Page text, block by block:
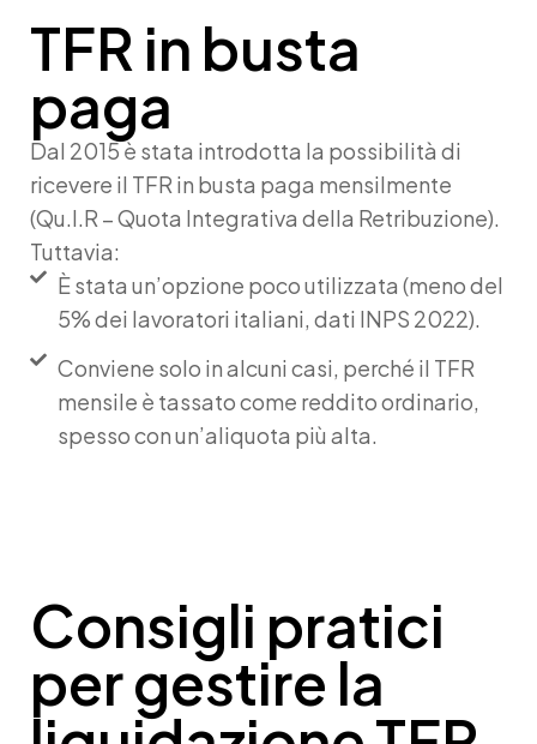
TFR in busta
paga
Dal 2015 è stata introdotta la possibilità di
ricevere il TFR in busta paga mensilmente
(Qu.I.R – Quota Integrativa della Retribuzione).
Tuttavia:
È stata un’opzione poco utilizzata (meno del
5% dei lavoratori italiani, dati INPS 2022).
Conviene solo in alcuni casi, perché il TFR
mensile è tassato come reddito ordinario,
spesso con un’aliquota più alta.
Consigli pratici
per gestire la